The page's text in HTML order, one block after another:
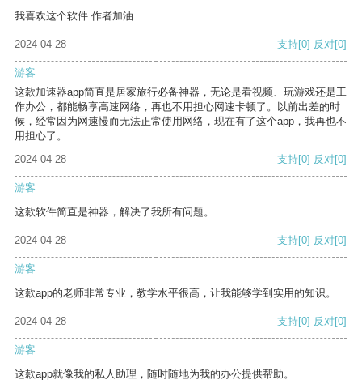
我喜欢这个软件 作者加油
2024-04-28 支持[0] 反对[0]
游客
这款加速器app简直是居家旅行必备神器，无论是看视频、玩游戏还是工
作办公，都能畅享高速网络，再也不用担心网速卡顿了。以前出差的时
候，经常因为网速慢而无法正常使用网络，现在有了这个app，我再也不
用担心了。
2024-04-28
支持[0] 反对[0]
游客
这款软件简直是神器，解决了我所有问题。
2024-04-28 支持[0] 反对[0]
游客
这款app的老师非常专业，教学水平很高，让我能够学到实用的知识。
2024-04-28 支持[0] 反对[0]
游客
这款app就像我的私人助理，随时随地为我的办公提供帮助。